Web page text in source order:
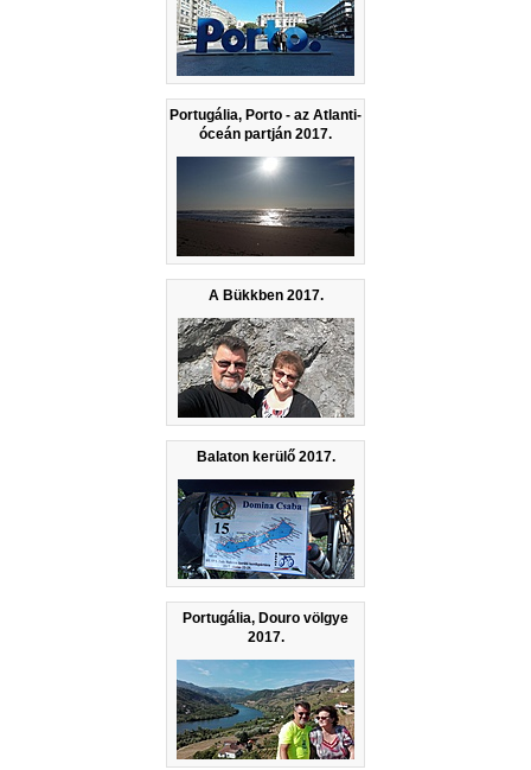
Portugália, Porto - az Atlanti-
óceán partján 2017.
A Bükkben 2017.
Balaton kerülő 2017.
Portugália, Douro völgye
2017.